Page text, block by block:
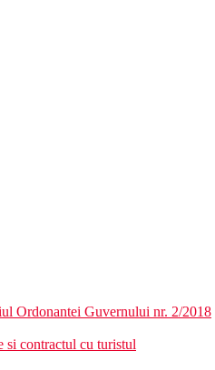
Ordonantei Guvernului nr. 2/2018
si contractul cu turistul